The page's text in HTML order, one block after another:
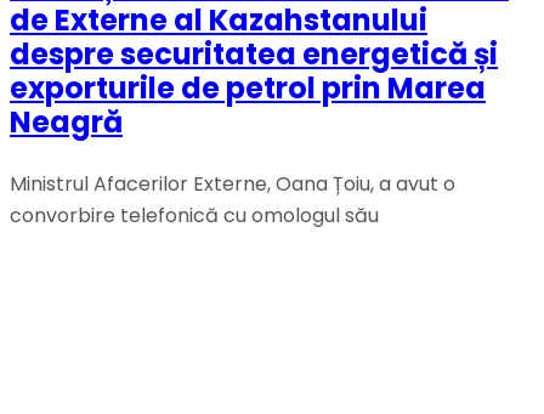
de Externe al Kazahstanului
despre securitatea energetică și
exporturile de petrol prin Marea
Neagră
Ministrul Afacerilor Externe, Oana Țoiu, a avut o
convorbire telefonică cu omologul său